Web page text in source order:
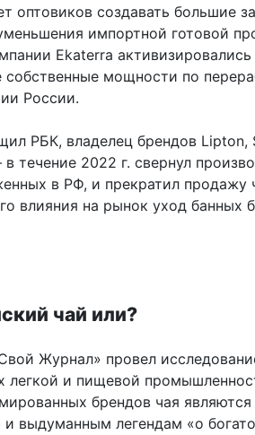
оптовиков создавать большие
импортной готовой
Ekaterra
мощности по
России.
РБК, владелец брендов Lipton,
в течение 2022 г. свернул
в РФ, и прекратил продажу
влияния на рынок уход банных
чай или?
Журнал» провел
легкой и пищевой
брендов чая
и выдуманным легендам «о